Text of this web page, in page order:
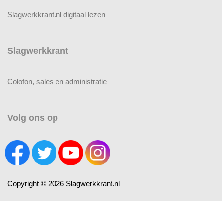
Slagwerkkrant.nl digitaal lezen
Slagwerkkrant
Colofon, sales en administratie
Volg ons op
Copyright © 2026 Slagwerkkrant.nl